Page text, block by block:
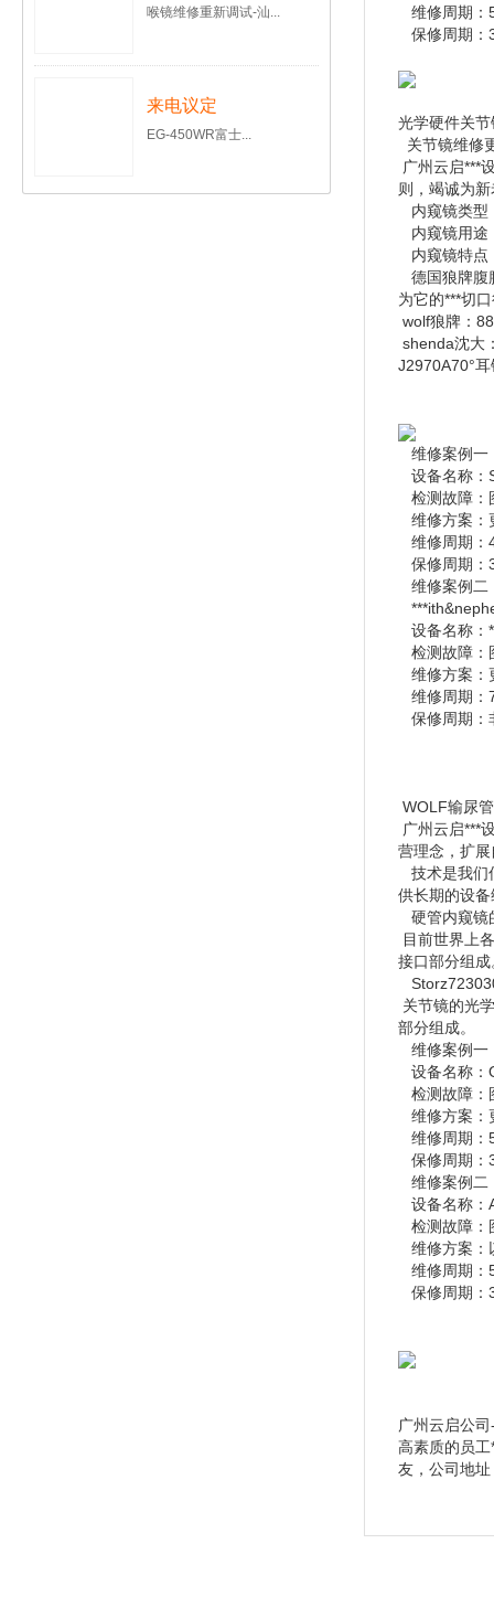
喉镜维修重新调试-汕...
来电议定
EG-450WR富士...
维修周期：
保修周期：
光学硬件关
关节镜维修
广州云启***
则，竭诚为
内窥镜类型
内窥镜用途
内窥镜特点
德国狼牌腹
为它的***切
wolf狼牌：
shenda沈大
J2970A70°
维修案例一
设备名称：
检测故障：
维修方案：
维修周期：
保修周期：
维修案例二
设备名称：
检测故障：
维修方案：
维修周期：
保修周期：
WOLF输尿
广州云启***
营理念，扩
技术是我们
供长期的设
硬管内窥镜
目前世界上
接口部分组成
关节镜的光
部分组成。
维修案例一
设备名称：
检测故障：
维修方案：
维修周期：
保修周期：
维修案例二
设备名称：
检测故障：
维修方案：
维修周期：
保修周期：
广州云启公
高素质的员
友，公司地